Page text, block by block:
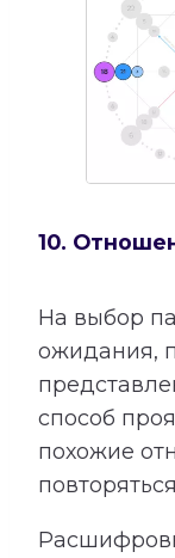
10.
На выбор
ожидания,
способ
похожие